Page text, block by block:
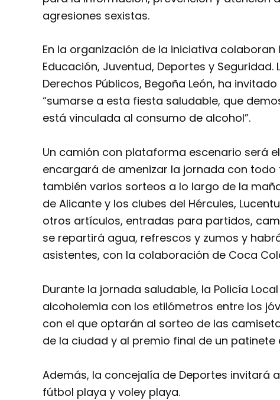
agresiones sexistas.
En la organización de la iniciativa
Educación, Juventud, Deportes y
Derechos Públicos, Begoña León, ha
“sumarse a esta fiesta saludable, que
está vinculada al consumo de alcohol”.
Un camión con plataforma escenario será
encargará de amenizar la jornada con
también varios sorteos a lo largo de la
de Alicante y los clubes del Hércules,
otros artículos, entradas para partidos,
se repartirá agua, refrescos y zumos y
asistentes, con la colaboración de Coca
Durante la jornada saludable, la Policía
alcoholemia con los etilómetros entre los
con el que optarán al sorteo de las
de la ciudad y al premio final de un
Además, la concejalía de Deportes invitará
fútbol playa y voley playa.